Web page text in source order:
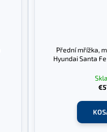
Přední mřížka,
Hyundai Santa